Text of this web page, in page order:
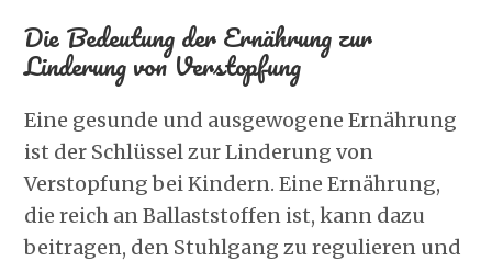
Die Bedeutung der Ernährung zur
Linderung von Verstopfung
Eine gesunde und ausgewogene Ernährung
ist der Schlüssel zur Linderung von
Verstopfung bei Kindern. Eine Ernährung,
die reich an Ballaststoffen ist, kann dazu
beitragen, den Stuhlgang zu regulieren und